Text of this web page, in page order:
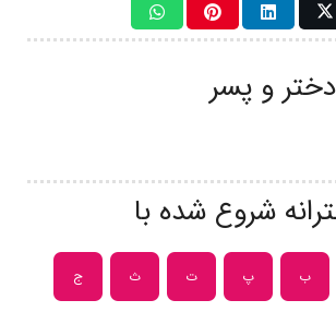
و پسر
شروع شده با
ب پ ت ث ج